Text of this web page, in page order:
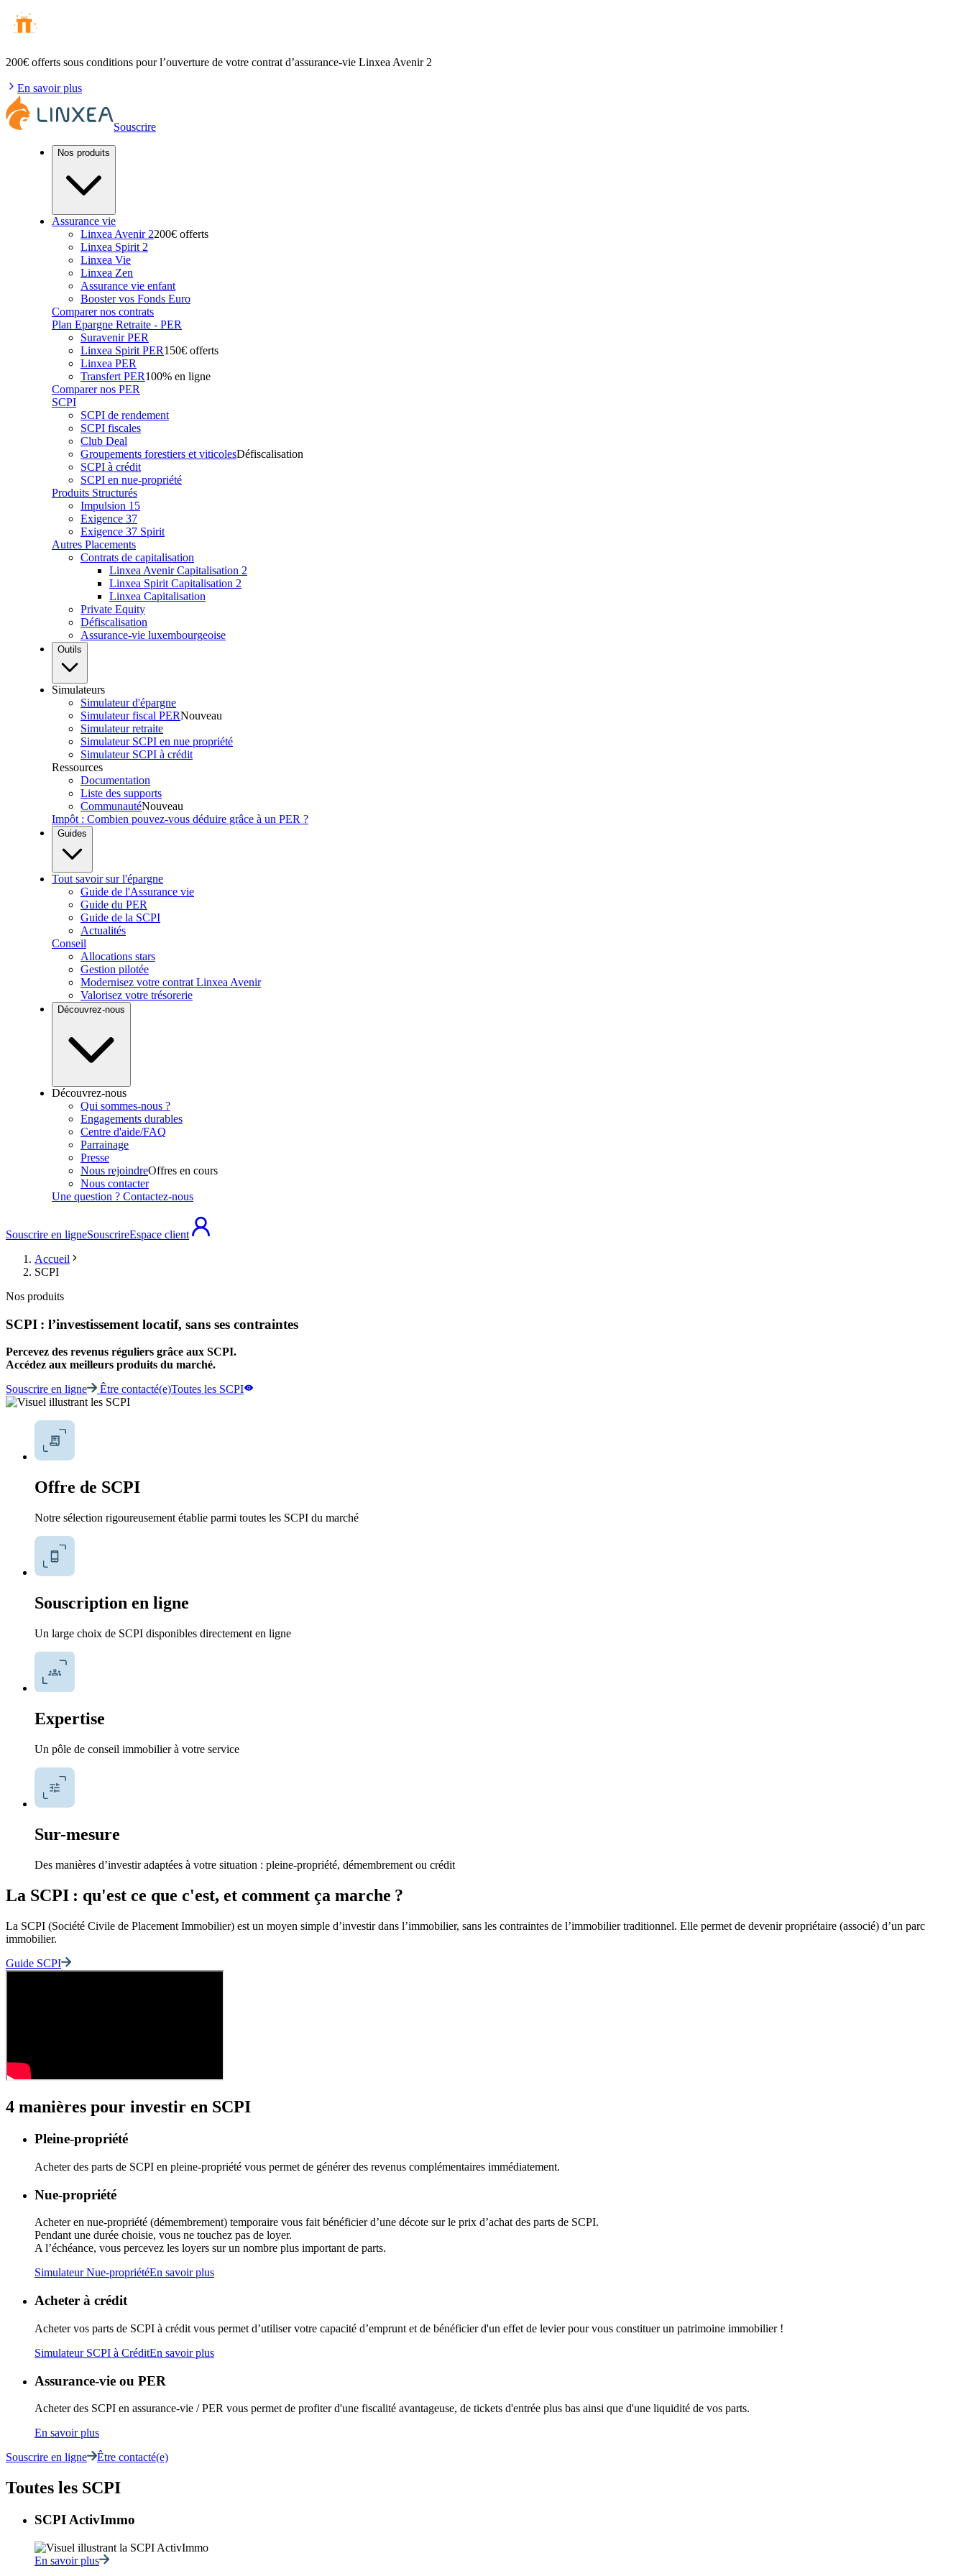
200€ offerts sous conditions pour l’ouverture de votre contrat d’assurance-vie Linxea Avenir 2
En savoir plus
Souscrire
Nos produits
Assurance vie
Linxea Avenir 2200€ offerts
Linxea Spirit 2
Linxea Vie
Linxea Zen
Assurance vie enfant
Booster vos Fonds Euro
Comparer nos contrats
Plan Epargne Retraite - PER
Suravenir PER
Linxea Spirit PER150€ offerts
Linxea PER
Transfert PER100% en ligne
Comparer nos PER
SCPI
SCPI de rendement
SCPI fiscales
Club Deal
Groupements forestiers et viticolesDéfiscalisation
SCPI à crédit
SCPI en nue-propriété
Produits Structurés
Impulsion 15
Exigence 37
Exigence 37 Spirit
Autres Placements
Contrats de capitalisation
Linxea Avenir Capitalisation 2
Linxea Spirit Capitalisation 2
Linxea Capitalisation
Private Equity
Défiscalisation
Assurance-vie luxembourgeoise
Outils
Simulateurs
Simulateur d'épargne
Simulateur fiscal PERNouveau
Simulateur retraite
Simulateur SCPI en nue propriété
Simulateur SCPI à crédit
Ressources
Documentation
Liste des supports
CommunautéNouveau
Impôt : Combien pouvez-vous déduire grâce à un PER ?
Guides
Tout savoir sur l'épargne
Guide de l'Assurance vie
Guide du PER
Guide de la SCPI
Actualités
Conseil
Allocations stars
Gestion pilotée
Modernisez votre contrat Linxea Avenir
Valorisez votre trésorerie
Découvrez-nous
Découvrez-nous
Qui sommes-nous ?
Engagements durables
Centre d'aide/FAQ
Parrainage
Presse
Nous rejoindreOffres en cours
Nous contacter
Une question ? Contactez-nous
Souscrire en ligneSouscrireEspace client
Accueil
SCPI
Nos produits
SCPI : l’investissement locatif, sans ses contraintes
Percevez des revenus réguliers grâce aux SCPI.
Accédez aux meilleurs produits du marché.
Souscrire en ligne
Être contacté(e)Toutes les SCPI
Offre de SCPI
Notre sélection rigoureusement établie parmi toutes les SCPI du marché
Souscription en ligne
Un large choix de SCPI disponibles directement en ligne
Expertise
Un pôle de conseil immobilier à votre service
Sur-mesure
Des manières d’investir adaptées à votre situation : pleine-propriété, démembrement ou crédit
La SCPI : qu'est ce que c'est, et comment ça marche ?
La SCPI (Société Civile de Placement Immobilier) est un moyen simple d’investir dans l’immobilier, sans les contraintes de l’immobilier traditionnel. Elle permet de devenir propriétaire (associé) d’un parc
immobilier.
Guide SCPI
4 manières pour investir en SCPI
Pleine-propriété
Acheter des parts de SCPI en pleine-propriété vous permet de générer des revenus complémentaires immédiatement.
Nue-propriété
Acheter en nue-propriété (démembrement) temporaire vous fait bénéficier d’une décote sur le prix d’achat des parts de SCPI.
Pendant une durée choisie, vous ne touchez pas de loyer.
A l’échéance, vous percevez les loyers sur un nombre plus important de parts.
Simulateur Nue-propriétéEn savoir plus
Acheter à crédit
Acheter vos parts de SCPI à crédit vous permet d’utiliser votre capacité d’emprunt et de bénéficier d'un effet de levier pour vous constituer un patrimoine immobilier !
Simulateur SCPI à CréditEn savoir plus
Assurance-vie ou PER
Acheter des SCPI en assurance-vie / PER vous permet de profiter d'une fiscalité avantageuse, de tickets d'entrée plus bas ainsi que d'une liquidité de vos parts.
En savoir plus
Souscrire en ligne
Être contacté(e)
Toutes les SCPI
SCPI ActivImmo
En savoir plus